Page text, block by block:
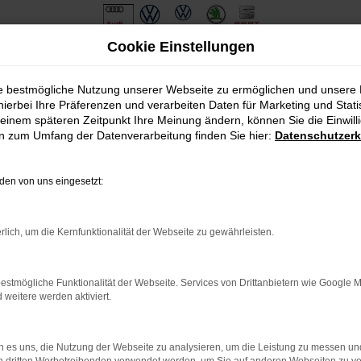
bestimmter Seiten verhindern. Funktioniert die Seite in
dem neuesten Stand sind.
kann auch dazu führen, dass bestimmte Funktionen nicht
Cookie Einstellungen
bestmögliche Nutzung unserer Webseite zu ermöglichen und unsere
Ihre Präferenzen und verarbeiten Daten für Marketing und
späteren Zeitpunkt Ihre Meinung ändern, können Sie die
zum Umfang der Datenverarbeitung finden Sie hier:
von uns eingesetzt:
um die Kernfunktionalität der Webseite zu gewährleisten.
Funktionalität der Webseite. Services von Drittanbietern wie Google
weitere werden aktiviert.
es uns, die Nutzung der Webseite zu analysieren, um die Leistung zu messen